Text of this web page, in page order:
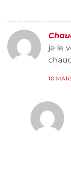
je le
10